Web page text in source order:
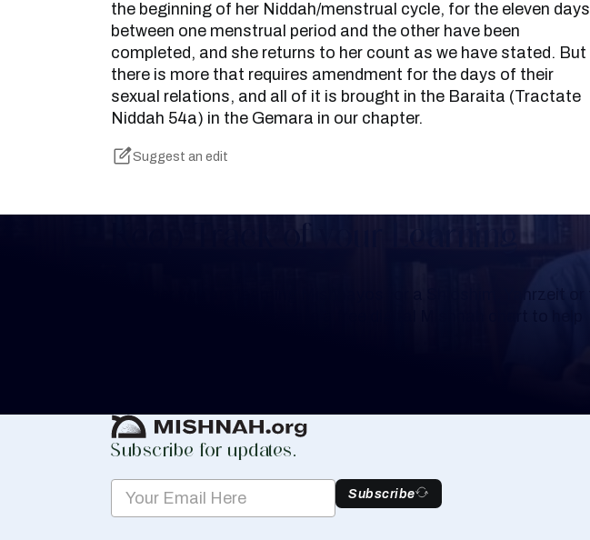
the beginning of her Niddah/menstrual cycle, for the eleven days
between one menstrual period and the other have been
completed, and she returns to her count as we have stated. But
there is more that requires amendment for the days of their
sexual relations, and all of it is brought in the Baraita (Tractate
Niddah 54a) in the Gemara in our chapter.
Suggest an edit
Keep Track of your Learning
Subscribe for updates.
Subscribe